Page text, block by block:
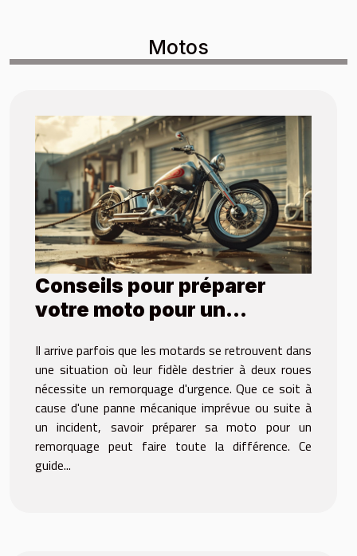
Motos
Conseils pour préparer
votre moto pour un
Il arrive parfois que les motards se retrouvent dans
une situation où leur fidèle destrier à deux roues
nécessite un remorquage d'urgence. Que ce soit à
cause d'une panne mécanique imprévue ou suite à
un incident, savoir préparer sa moto pour un
remorquage peut faire toute la différence. Ce
guide...